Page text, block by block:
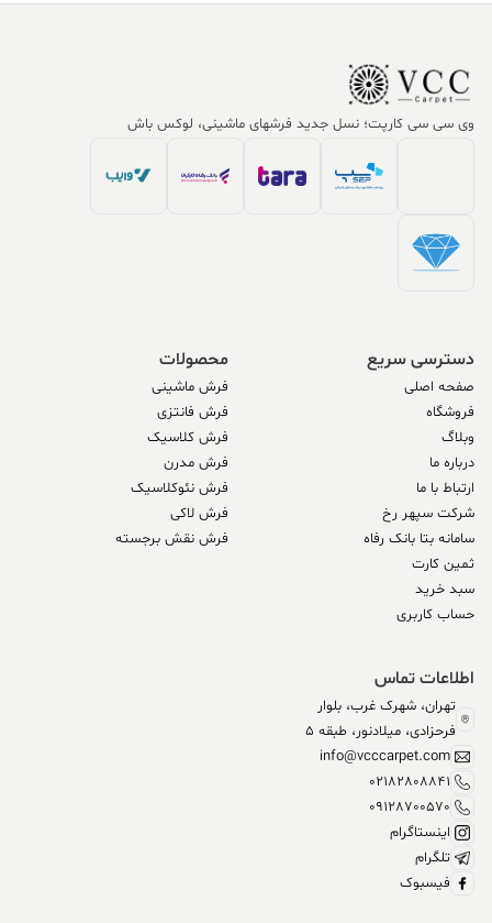
وی سی سی کارپت؛ نسل جدید فرشهای ماشینی، لوکس باش
دسترسی سریع
صفحه اصلی
فروشگاه
وبلاگ
درباره ما
ارتباط با ما
شرکت سپهر رخ
سامانه بتا بانک رفاه
ثمین کارت
سبد خرید
حساب کاربری
محصولات
فرش ماشینی
فرش فانتزی
فرش کلاسیک
فرش مدرن
فرش نئوکلاسیک
فرش لاکی
فرش نقش برجسته
اطلاعات تماس
تهران، شهرک غرب، بلوار
فرحزادی، میلادنور، طبقه 5
info@vcccarpet.com
02182808841
09128700570
اینستاگرام
تلگرام
فیسبوک